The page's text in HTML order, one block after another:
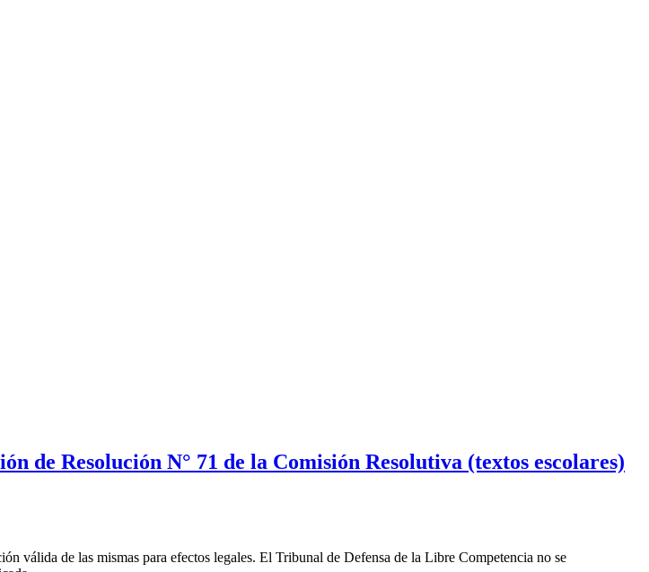
de Resolución N° 71 de la Comisión Resolutiva (textos escolares)
válida de las mismas para efectos legales. El Tribunal de Defensa de la Libre Competencia no se